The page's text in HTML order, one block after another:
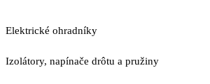
Elektrické ohradníky
Izolátory, napínače drôtu a pružiny